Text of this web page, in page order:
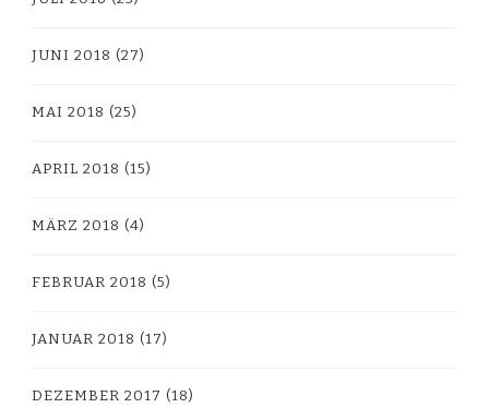
JUNI 2018 (27)
MAI 2018 (25)
APRIL 2018 (15)
MÄRZ 2018 (4)
FEBRUAR 2018 (5)
JANUAR 2018 (17)
DEZEMBER 2017 (18)